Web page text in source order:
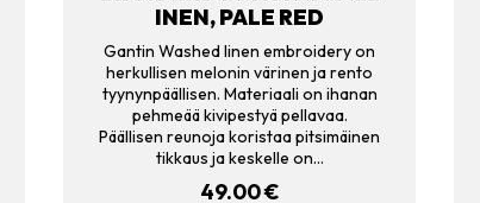
INEN, PALE RED
Gantin Washed linen embroidery on
herkullisen melonin värinen ja rento
tyynynpäällisen. Materiaali on ihanan
pehmeää kivipestyä pellavaa.
Päällisen reunoja koristaa pitsimäinen
tikkaus ja keskelle on…
49.00€